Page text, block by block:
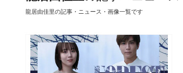
龍居由佳里の記事・ニュース・画像一覧です